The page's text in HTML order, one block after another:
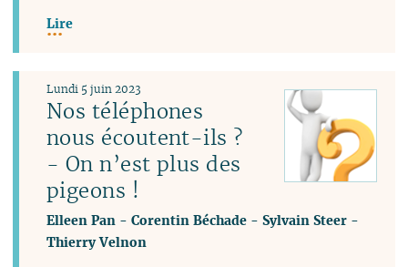
Lire
Nos téléphones
nous écoutent-ils ?
- On n’est plus des
pigeons !
Lundi 5 juin 2023
Elleen Pan -Corentin Béchade -Sylvain Steer -
Thierry Velnon